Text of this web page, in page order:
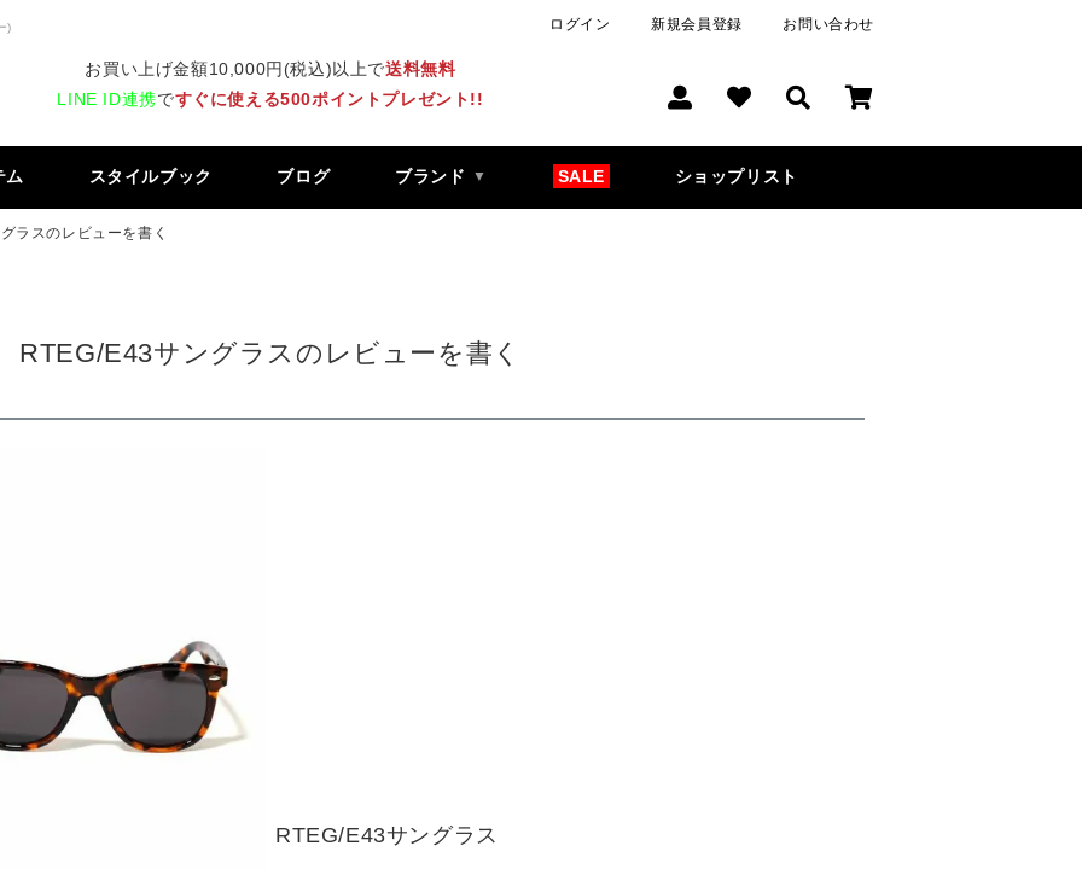
) ログイン 新規会員登録 お問い合わせ
お買い上げ金額10,000円(税込)以上で送料無料
LINE ID連携ですぐに使える500ポイントプレゼント!!
ム スタイルブック ブログ ブランド SALE ショップリスト
ラスのレビューを書く
RTEG/E43サングラスのレビューを書く
RTEG/E43サングラス